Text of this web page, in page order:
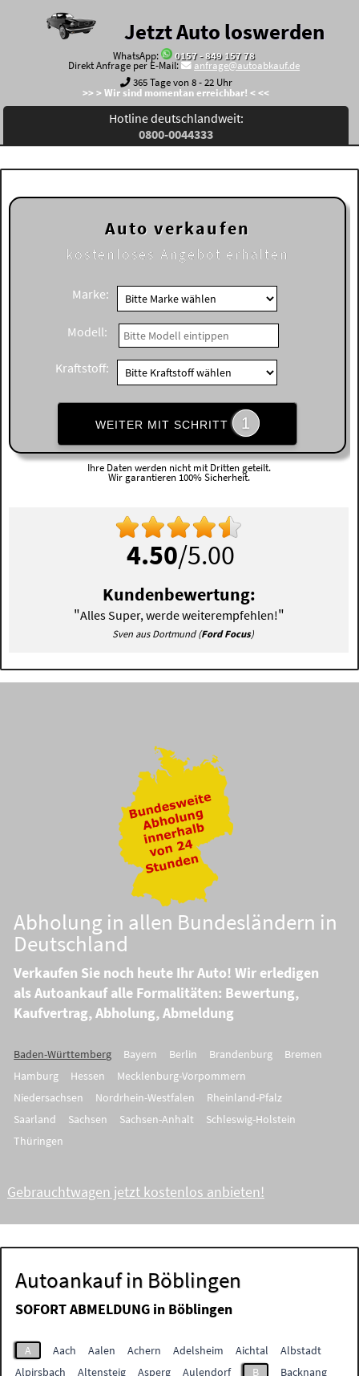
Jetzt Auto loswerden
WhatsApp:
0157 - 849 157 78
Direkt Anfrage per E-Mail:
anfrage@autoabkauf.de
365 Tage von 8 - 22 Uhr
>> > Wir sind momentan erreichbar! < <<
Hotline deutschlandweit:
0800-0044333
Auto verkaufen
kostenloses Angebot erhalten
Marke:
Modell:
Kraftstoff:
WEITER MIT SCHRITT 1
Ihre Daten werden nicht mit Dritten geteilt.
Wir garantieren 100% Sicherheit.
4.50/5.00
Kundenbewertung:
"Alles Super, werde weiterempfehlen!"
Sven aus Dortmund (Ford Focus)
Abholung in allen Bundesländern in
Deutschland
Verkaufen Sie noch heute Ihr Auto! Wir erledigen
als Autoankauf alle Formalitäten: Bewertung,
Kaufvertrag, Abholung, Abmeldung
Baden-Württemberg Bayern Berlin Brandenburg
Bremen
Hamburg
Hessen
Mecklenburg-Vorpommern
Niedersachsen
Nordrhein-Westfalen
Rheinland-Pfalz
Saarland
Sachsen Sachsen-Anhalt
Schleswig-Holstein
Thüringen
Gebrauchtwagen jetzt kostenlos anbieten!
Autoankauf in Böblingen
SOFORT ABMELDUNG in Böblingen
A Aach Aalen Achern Adelsheim Aichtal
Albstadt
Alpirsbach
Altensteig Asperg Aulendorf B
Backnang